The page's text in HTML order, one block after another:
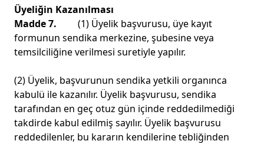
Üyeliğin Kazanılması
Madde 7. (1) Üyelik başvurusu, üye kayıt
formunun sendika merkezine, şubesine veya
temsilciliğine verilmesi suretiyle yapılır.
(2) Üyelik, başvurunun sendika yetkili organınca
kabulü ile kazanılır. Üyelik başvurusu, sendika
tarafından en geç otuz gün içinde reddedilmediği
takdirde kabul edilmiş sayılır. Üyelik başvurusu
reddedilenler, bu kararın kendilerine tebliğinden